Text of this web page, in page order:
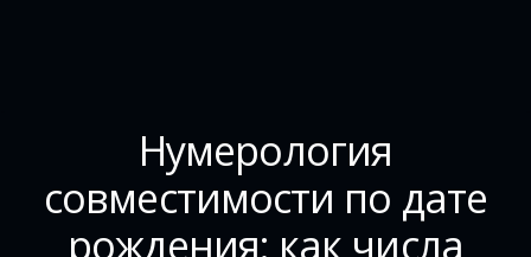
Нумерология
совместимости по дате
рождения: как числа